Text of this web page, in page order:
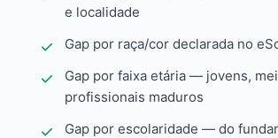
e localidade
Gap por raça/cor declarada no
Gap por faixa etária — jovens,
profissionais maduros
Gap por escolaridade — do